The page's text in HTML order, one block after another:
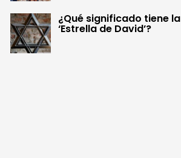
¿Qué significado tiene la
‘Estrella de David’?